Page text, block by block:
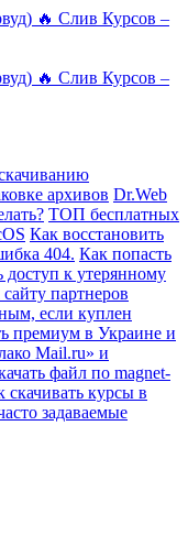
архивов Dr.Web
ТОП бесплатных
Как восстановить
404. Как попасть
доступ к утерянному
партнеров
если куплен
премиум в Украине и
Mail.ru» и
файл по magnet-
скачивать курсы в
задаваемые